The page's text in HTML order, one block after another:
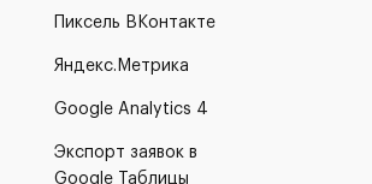
Пиксель ВКонтакте
Яндекс.Метрика
Google Analytics 4
Экспорт заявок в
Google Таблицы